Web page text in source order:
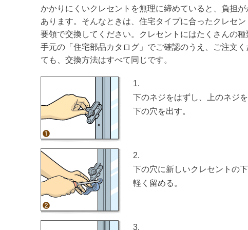
かかりにくいクレセントを無理に締めていると、負担
あります。そんなときは、住宅タイプに合ったクレセ
要領で交換してください。クレセントにはたくさんの
手元の「住宅部品カタログ」でご確認のうえ、ご注文
ても、交換方法はすべて同じです。
1.
下のネジをはずし、上のネジ
下の穴を出す。
2.
下の穴に新しいクレセントの
軽く留める。
3.